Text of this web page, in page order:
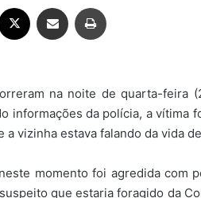
Compartilhar via e-mail
na noite de quarta-feira
informações da polícia, a vítima
vizinha estava falando da vida
momento foi agredida com
que estaria foragido da